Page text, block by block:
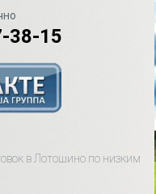
38-15
в Лотошино по низким